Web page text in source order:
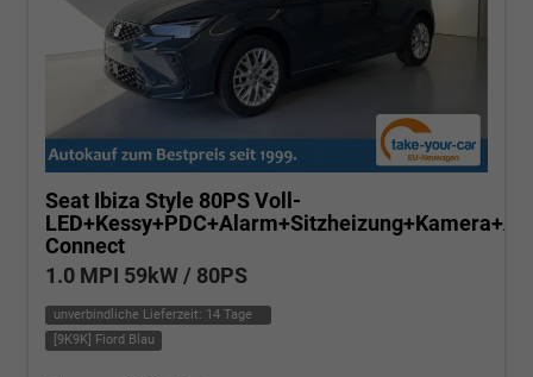
Seat Ibiza Style 80PS Voll-
Connect
1.0 MPI 59kW / 80PS
unverbindliche Lieferzeit: 14 Tage
[9K9K] Fiord Blau